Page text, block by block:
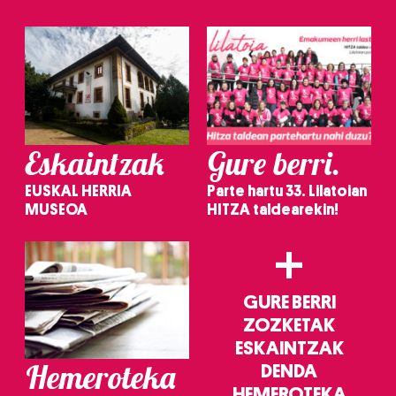
Eskaintzak
EUSKAL HERRIA
MUSEOA
Gure berri.
Parte hartu 33. Lilatoian
HITZA taldearekin!
Hemeroteka
+
GURE BERRI
ZOZKETAK
ESKAINTZAK
DENDA